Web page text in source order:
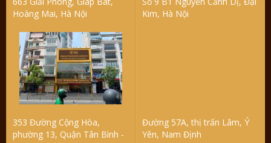
Hoàng Mai, Hà Nội
Kim, Hà Nội
353 Đường Cộng Hòa,
phường 13, Quận Tân Bình -
Đường 57A, thị trấn Lâm, Ý
Yên, Nam Định